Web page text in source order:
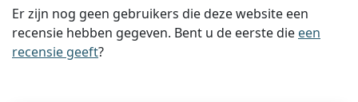
Er zijn nog geen gebruikers die deze website een
recensie hebben gegeven. Bent u de eerste die een
recensie geeft?